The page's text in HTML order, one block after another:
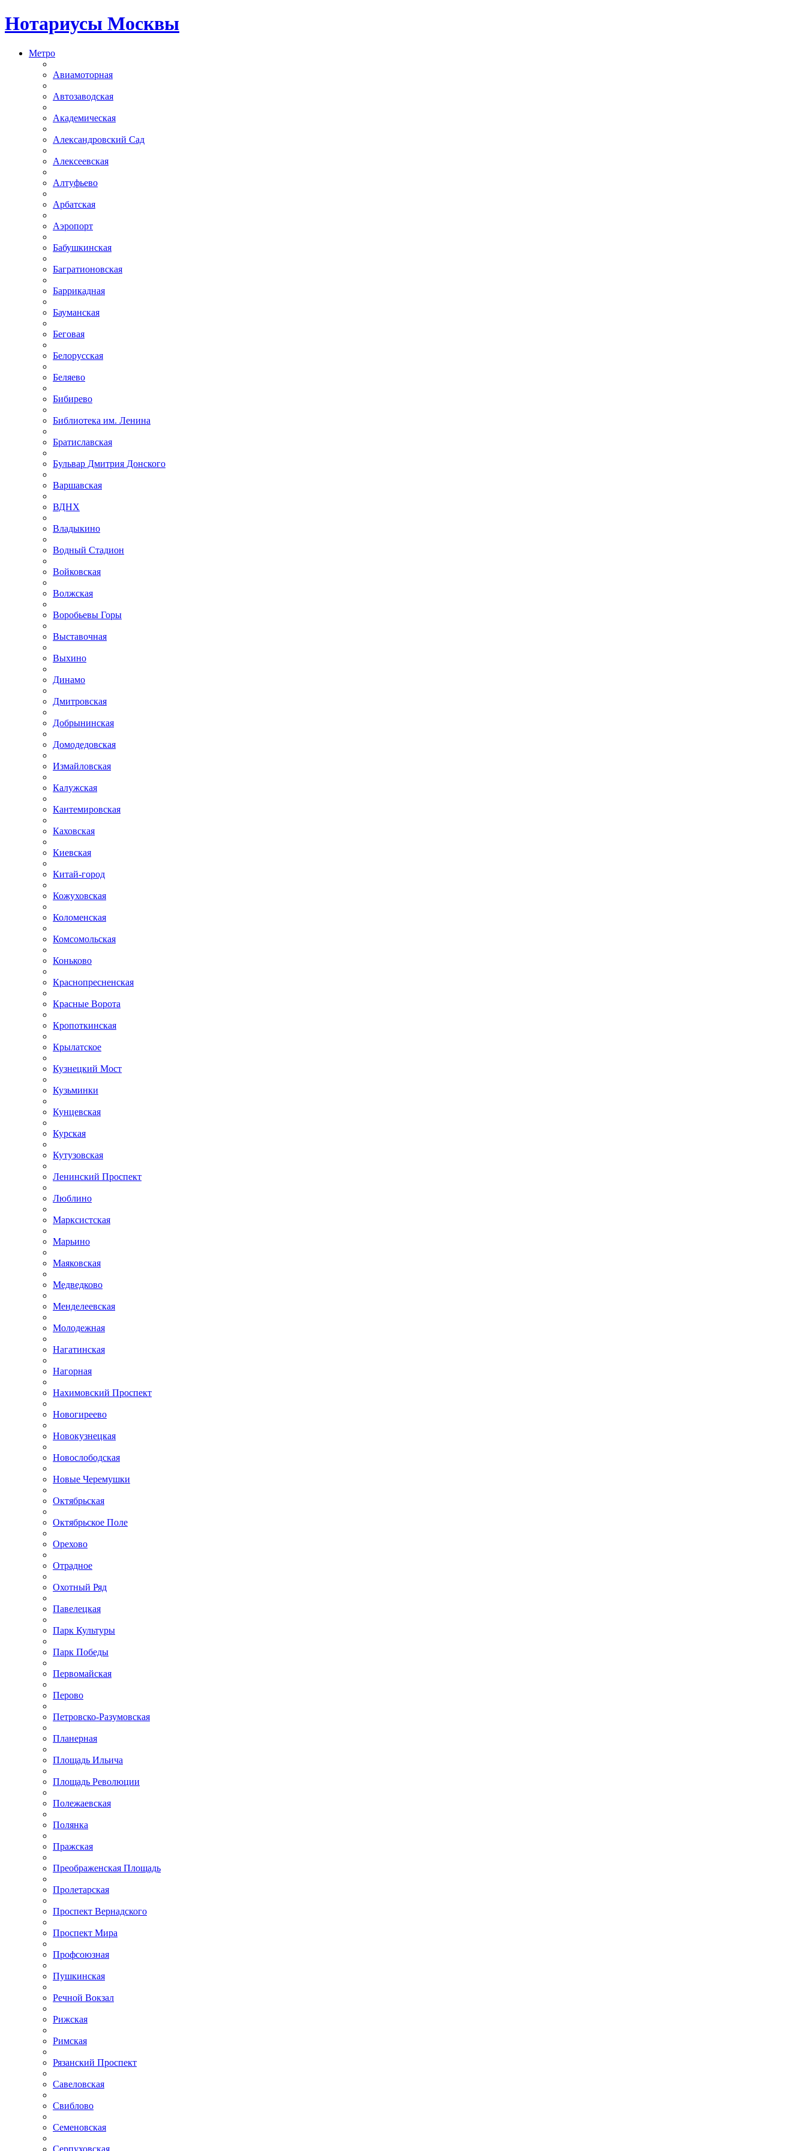
Нотариусы Москвы
Метро
Авиамоторная
Автозаводская
Академическая
Александровский Сад
Алексеевская
Алтуфьево
Арбатская
Аэропорт
Бабушкинская
Багратионовская
Баррикадная
Бауманская
Беговая
Белорусская
Беляево
Бибирево
Библиотека им. Ленина
Братиславская
Бульвар Дмитрия Донского
Варшавская
ВДНХ
Владыкино
Водный Стадион
Войковская
Волжская
Воробьевы Горы
Выставочная
Выхино
Динамо
Дмитровская
Добрынинская
Домодедовская
Измайловская
Калужская
Кантемировская
Каховская
Киевская
Китай-город
Кожуховская
Коломенская
Комсомольская
Коньково
Краснопресненская
Красные Ворота
Кропоткинская
Крылатское
Кузнецкий Мост
Кузьминки
Кунцевская
Курская
Кутузовская
Ленинский Проспект
Люблино
Марксистская
Марьино
Маяковская
Медведково
Менделеевская
Молодежная
Нагатинская
Нагорная
Нахимовский Проспект
Новогиреево
Новокузнецкая
Новослободская
Новые Черемушки
Октябрьская
Октябрьское Поле
Орехово
Отрадное
Охотный Ряд
Павелецкая
Парк Культуры
Парк Победы
Первомайская
Перово
Петровско-Разумовская
Планерная
Площадь Ильича
Площадь Революции
Полежаевская
Полянка
Пражская
Преображенская Площадь
Пролетарская
Проспект Вернадского
Проспект Мира
Профсоюзная
Пушкинская
Речной Вокзал
Рижская
Римская
Рязанский Проспект
Савеловская
Свиблово
Семеновская
Серпуховская